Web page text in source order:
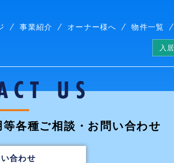
グ九州事業紹介 オーナー様へ 物件一覧
入
US
各種ご相談・お問い合わせ
合わせ